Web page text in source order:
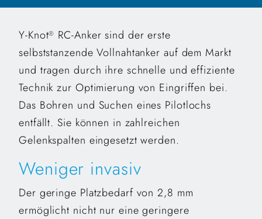
Y-Knot® RC-Anker sind der erste
selbststanzende Vollnahtanker auf dem Markt
und tragen durch ihre schnelle und effiziente
Technik zur Optimierung von Eingriffen bei.
Das Bohren und Suchen eines Pilotlochs
entfällt. Sie können in zahlreichen
Gelenkspalten eingesetzt werden.
Weniger invasiv
Der geringe Platzbedarf von 2,8 mm
ermöglicht nicht nur eine geringere